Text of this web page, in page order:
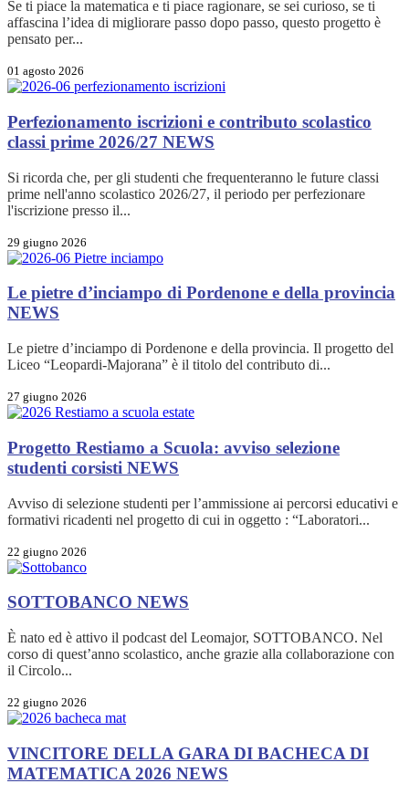
Se ti piace la matematica e ti piace ragionare, se sei curioso, se ti
affascina l’idea di migliorare passo dopo passo, questo progetto è
pensato per...
01 agosto 2026
Perfezionamento iscrizioni e contributo scolastico
classi prime 2026/27 NEWS
Si ricorda che, per gli studenti che frequenteranno le future classi
prime nell'anno scolastico 2026/27, il periodo per perfezionare
l'iscrizione presso il...
29 giugno 2026
Le pietre d’inciampo di Pordenone e della provincia
NEWS
Le pietre d’inciampo di Pordenone e della provincia. Il progetto del
Liceo “Leopardi-Majorana” è il titolo del contributo di...
27 giugno 2026
Progetto Restiamo a Scuola: avviso selezione
studenti corsisti NEWS
Avviso di selezione studenti per l’ammissione ai percorsi educativi e
formativi ricadenti nel progetto di cui in oggetto : “Laboratori...
22 giugno 2026
SOTTOBANCO NEWS
È nato ed è attivo il podcast del Leomajor, SOTTOBANCO. Nel
corso di quest’anno scolastico, anche grazie alla collaborazione con
il Circolo...
22 giugno 2026
VINCITORE DELLA GARA DI BACHECA DI
MATEMATICA 2026 NEWS